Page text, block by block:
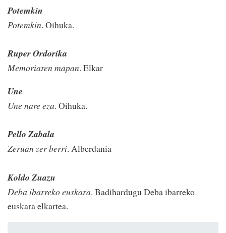
Potemkin
Potemkin. Oihuka.
Ruper Ordorika
Memoriaren mapan. Elkar
Une
Une nare eza. Oihuka.
Pello Zabala
Zeruan zer berri. Alberdania
Koldo Zuazu
Deba ibarreko euskara. Badihardugu Deba ibarreko
euskara elkartea.